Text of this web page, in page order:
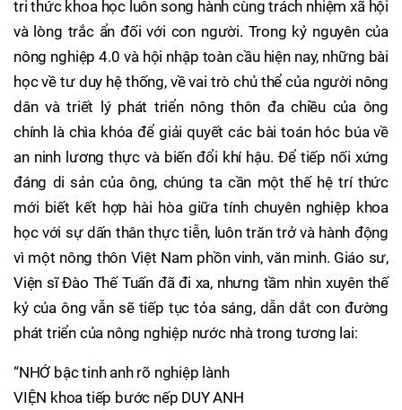
tri thức khoa học luôn song hành cùng trách nhiệm xã hội
và lòng trắc ẩn đối với con người. Trong kỷ nguyên của
nông nghiệp 4.0 và hội nhập toàn cầu hiện nay, những bài
học về tư duy hệ thống, về vai trò chủ thể của người nông
dân và triết lý phát triển nông thôn đa chiều của ông
chính là chìa khóa để giải quyết các bài toán hóc búa về
an ninh lương thực và biến đổi khí hậu. Để tiếp nối xứng
đáng di sản của ông, chúng ta cần một thế hệ trí thức
mới biết kết hợp hài hòa giữa tính chuyên nghiệp khoa
học với sự dấn thân thực tiễn, luôn trăn trở và hành động
vì một nông thôn Việt Nam phồn vinh, văn minh. Giáo sư,
Viện sĩ Đào Thế Tuấn đã đi xa, nhưng tầm nhìn xuyên thế
kỷ của ông vẫn sẽ tiếp tục tỏa sáng, dẫn dắt con đường
phát triển của nông nghiệp nước nhà trong tương lai:
“NHỚ bậc tinh anh rõ nghiệp lành
VIỆN khoa tiếp bước nếp DUY ANH